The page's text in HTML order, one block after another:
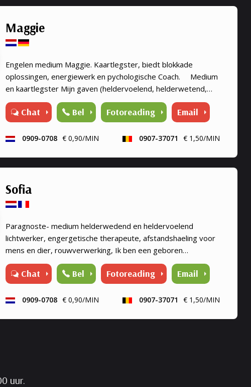
Maggie
Engelen medium Maggie. Kaartlegster, biedt blokkade
oplossingen, energiewerk en pychologische Coach. Medium
en kaartlegster Mijn gaven (heldervoelend, helderwetend,
helderruikend, energiewerk) zet ik graag in om aantwoorden
te geven op al je ...
Chat Bel Fotoreading Email
0909-0708 € 0,90/MIN 0907-37071 € 1,50/MIN
Sofia
Paragnoste- medium helderwedend en heldervoelend
lichtwerker, engergetische therapeute, afstandshaeling voor
mens en dier, rouwverwerking, Ik ben een geboren
lichtwerker, heldervoelend en helderwedend, voel in op de
energie van de persoon of dier, paragnoste en medium,
energetische therapeute, reconnective healing,
afstandshealing voor mens en dier, bij elk gesprek krijg je een
geen enkele vraag is me vreemd. Ik werk met gidsen en de
Chat Bel Fotoreading Email
0909-0708 € 0,90/MIN 0907-37071 € 1,50/MIN
uur.